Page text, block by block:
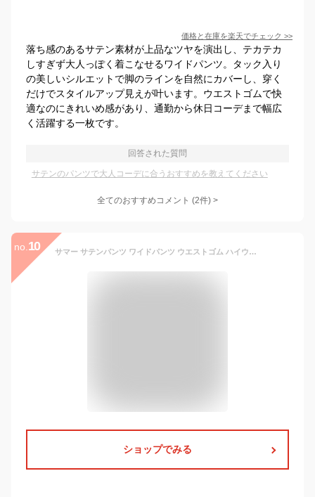
価格と在庫を楽天でチェック >>
落ち感のあるサテン素材が上品なツヤを演出し、テカテカ
しすぎず大人っぽく着こなせるワイドパンツ。タック入り
の美しいシルエットで脚のラインを自然にカバーし、穿く
だけでスタイルアップ見えが叶います。ウエストゴムで快
適なのにきれいめ感があり、通勤から休日コーデまで幅広
く活躍する一枚です。
回答された質問
サテンのパンツで大人コーデに合うおすすめを教えてください
全てのおすすめコメント (2件) >
no. 10 サマー サテンパンツ ワイドパンツ ウエストゴム ハイウエスト パンツ ストレッチ ゆったり 冬 秋冬 シルクリアル ボトムズ 春 動きやすい 微光沢 美脚 着痩せ 20代 30代 40代 大きいサイズ レディース 通勤
ショップでみる